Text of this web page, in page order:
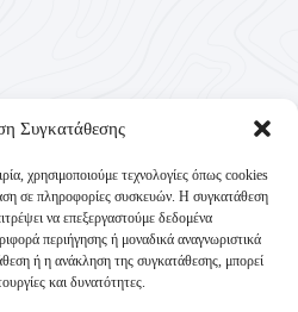
Συγκατάθεσης
χρησιμοποιούμε τεχνολογίες όπως cookies
σε πληροφορίες συσκευών. Η συγκατάθεση
να επεξεργαστούμε δεδομένα
περιήγησης ή μοναδικά αναγνωριστικά
ή η ανάκληση της συγκατάθεσης, μπορεί
και δυνατότητες.